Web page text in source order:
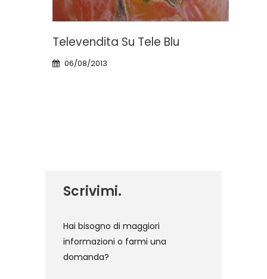
Televendita Su Tele Blu
06/08/2013
Scrivimi.
Hai bisogno di maggiori
informazioni o farmi una
domanda?